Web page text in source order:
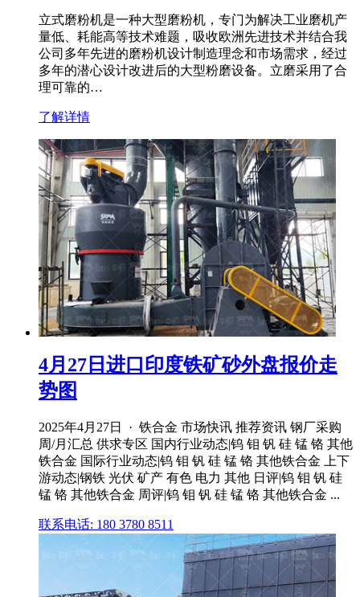
立式磨粉机是一种大型磨粉机，专门为解决工业磨机产
量低、耗能高等技术难题，吸收欧洲先进技术并结合我
公司多年先进的磨粉机设计制造理念和市场需求，经过
多年的潜心设计改进后的大型粉磨设备。立磨采用了合
理可靠的…
了解详情
4月27日进口印度铁矿砂外盘报价走
势图
2025年4月27日 · 铁合金 市场快讯 推荐资讯 钢厂采购
周/月汇总 供求专区 国内行业动态|钨 钼 钒 硅 锰 铬 其他
铁合金 国际行业动态|钨 钼 钒 硅 锰 铬 其他铁合金 上下
游动态|钢铁 光伏 矿产 有色 电力 其他 日评|钨 钼 钒 硅
锰 铬 其他铁合金 周评|钨 钼 钒 硅 锰 铬 其他铁合金 ...
联系电话: 180 3780 8511